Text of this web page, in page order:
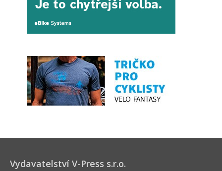
Vydavatelství V-Press s.r.o.